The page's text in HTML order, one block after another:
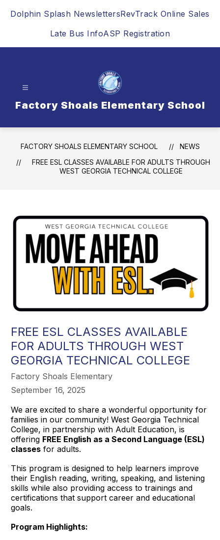
Dolphin Splash NewslettersRevTrack Online Sales
Late Bus InfoASP Registration
Factory Shoals Elementary School
FACTORY SHOALS ELEMENTARY SCHOOL
NEWS
FREE ESL CLASSES AVAILABLE FOR ADULTS THROUGH
WEST GEORGIA TECHNICAL COLLEGE
FREE ESL CLASSES AVAILABLE
FOR ADULTS THROUGH WEST
GEORGIA TECHNICAL COLLEGE
Factory Shoals Elementary
September 16, 2025
We are excited to share a wonderful opportunity for
families in our community! West Georgia Technical
College, in partnership with Adult Education, is
offering FREE English as a Second Language (ESL)
classes for adults.
This program is designed to help learners improve
their English reading, writing, speaking, and listening
skills while also providing access to trainings and
certifications that support career and educational
goals.
Program Highlights: